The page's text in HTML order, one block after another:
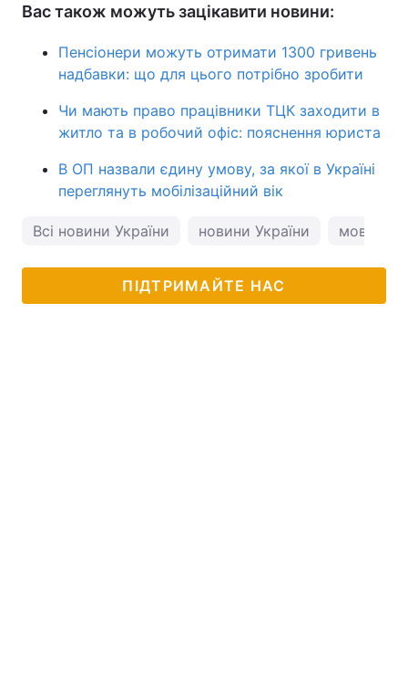
Вас також можуть зацікавити новини:
Пенсіонери можуть отримати 1300 гривень
надбавки: що для цього потрібно зробити
Чи мають право працівники ТЦК заходити в
житло та в робочий офіс: пояснення юриста
В ОП назвали єдину умову, за якої в Україні
переглянуть мобілізаційний вік
Всі новини України новини України мова
ПІДТРИМАЙТЕ НАС